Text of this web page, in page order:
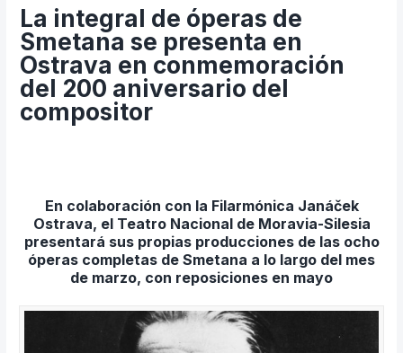
Cosas de Beckmesser
Nosotros y privacidad
Buscar:
La integral de óperas de
Smetana se presenta en
Ostrava en conmemoración
del 200 aniversario del
compositor
En colaboración con la Filarmónica Janáček
Ostrava, el Teatro Nacional de Moravia-Silesia
presentará sus propias producciones de las ocho
óperas completas de Smetana a lo largo del mes
de marzo, con reposiciones en mayo